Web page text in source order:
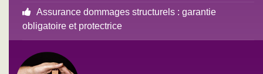
Assurance dommages structurels : garantie
obligatoire et protectrice